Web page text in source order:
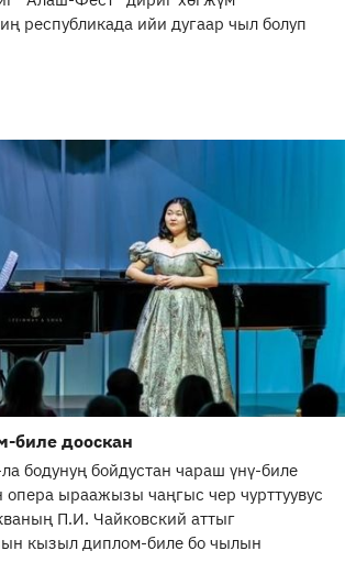
республикада ийи дугаар чыл болуп
биле дооскан
бодунуң бойдустан чараш үнү-биле
опера ыраажызы чаңгыс чер чурттуувус
П.И. Чайковский аттыг
кызыл диплом-биле бо чылын